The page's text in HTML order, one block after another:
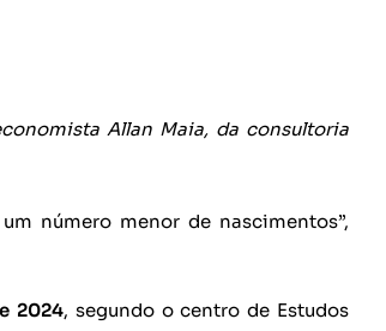
Allan Maia, da consultoria
número menor de nascimentos”,
2024, segundo o centro de Estudos